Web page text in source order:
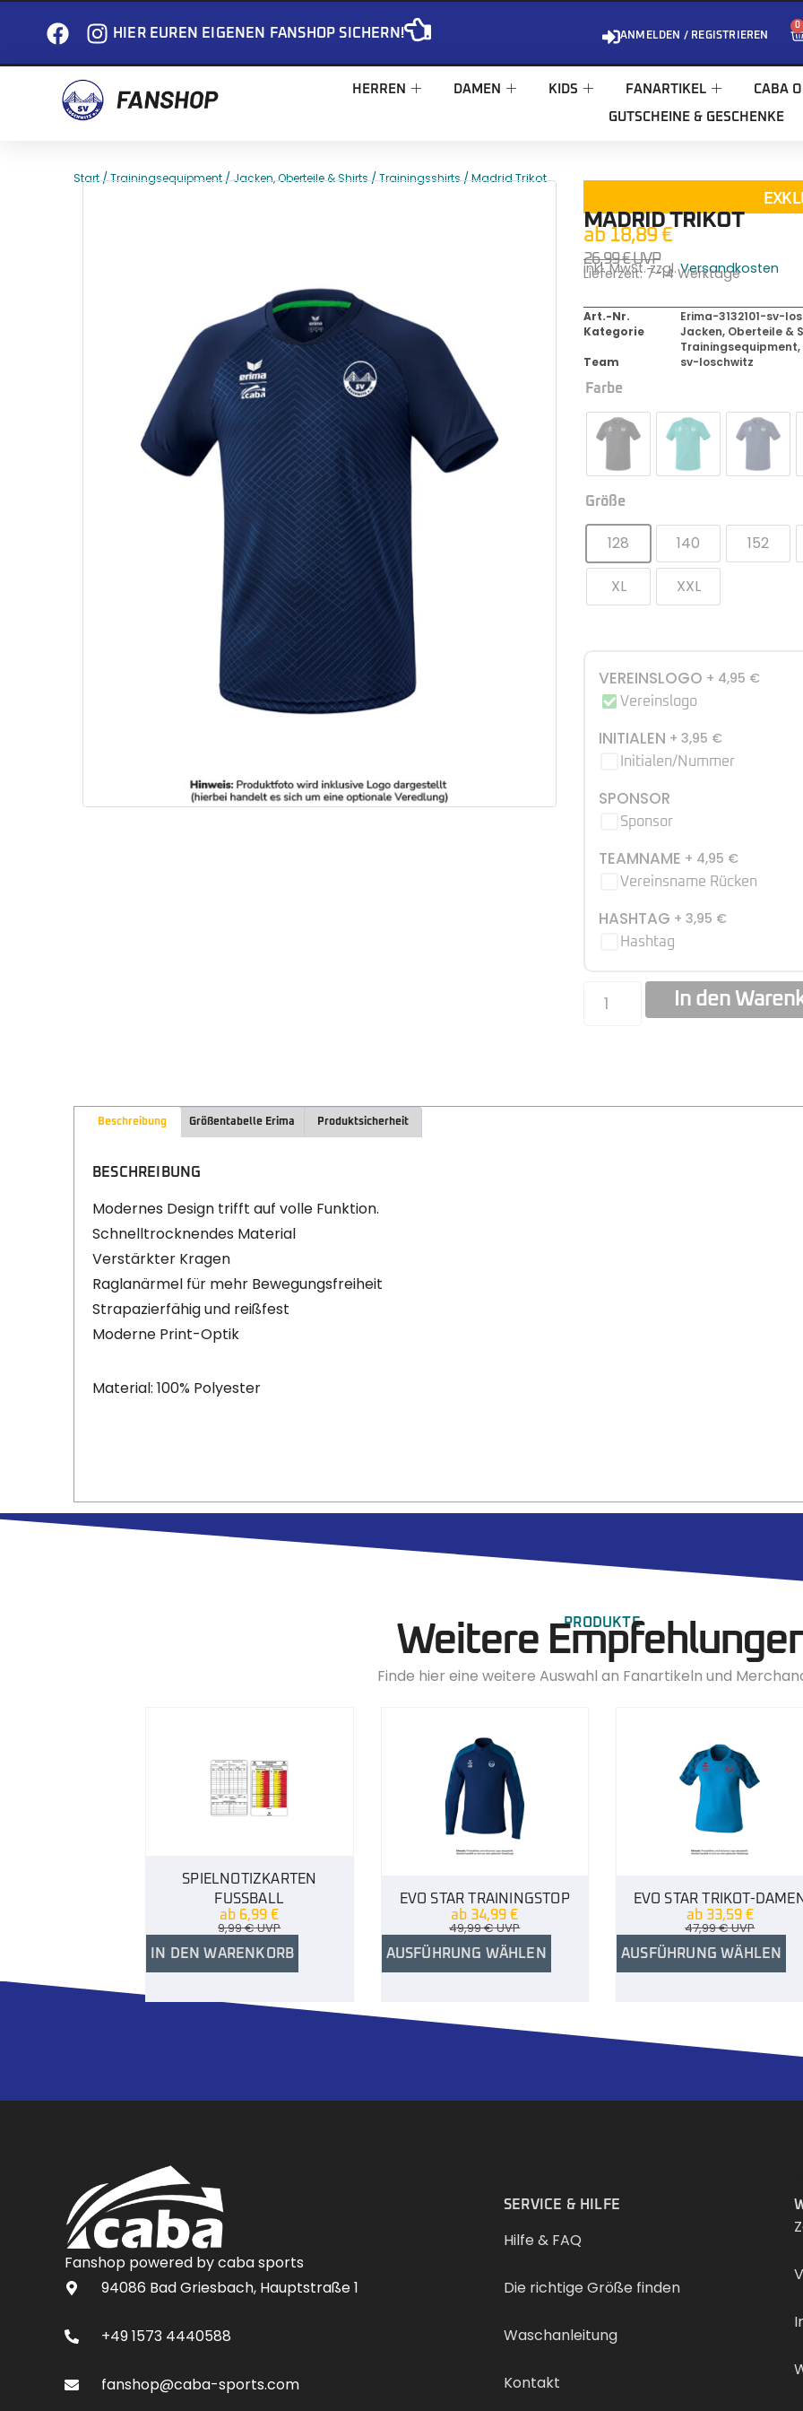
HIER EUREN EIGENEN FANSHOP SICHERN! ANMELDEN / REGISTRIEREN
0
HERREN DAMEN KIDS FANARTIKEL CABA
GUTSCHEINE & GESCHENKE
Start/Trainingsequipment/Jacken, Oberteile & Shirts/Trainingsshirts/ Madrid Trikot
MADRID TRIKOT
ab 18,89€
26,99€UVP
inkl. MwSt. zzgl.Versandkosten
Lieferzeit:7-14 Werktage
Art.-Nr.
Erima-3132101-sv-
Kategorie
Jacken, Oberteile &
Trainingsequipment,
Team
sv-loschwitz
Farbe
Größe
128 140 152
XL XXL
VEREINSLOGO + 4,95 €
Vereinslogo
INITIALEN + 3,95 €
Initialen/Nummer
SPONSOR
Sponsor
TEAMNAME + 4,95 €
Vereinsname Rücken
HASHTAG + 3,95 €
Hashtag
In den
Beschreibung Größentabelle Erima Produktsicherheit
BESCHREIBUNG
Modernes Design trifft auf volle Funktion.
Schnelltrocknendes Material
Verstärkter Kragen
Raglanärmel für mehr Bewegungsfreiheit
Strapazierfähig und reißfest
Moderne Print-Optik
Material: 100% Polyester
PRODUKTE
Weitere
Finde hier eine weitere Auswahl an Fanartikeln und
SPIELNOTIZKARTEN
FUSSBALL
ab 6,99€
9,99€UVP
IN DEN WARENKORB
EVO STAR TRAININGSTOP
ab 34,99€
49,99€UVP
AUSFÜHRUNG WÄHLEN
EVO STAR TRIKOT-
ab 33,59 €
47,99€UVP
AUSFÜHRUNG WÄHLEN
Fanshop powered by caba sports
94086 Bad Griesbach, Hauptstraße 1
+49 1573 4440588
fanshop@caba-sports.com
SERVICE & HILFE
Hilfe & FAQ
Die richtige Größe finden
Waschanleitung
Kontakt